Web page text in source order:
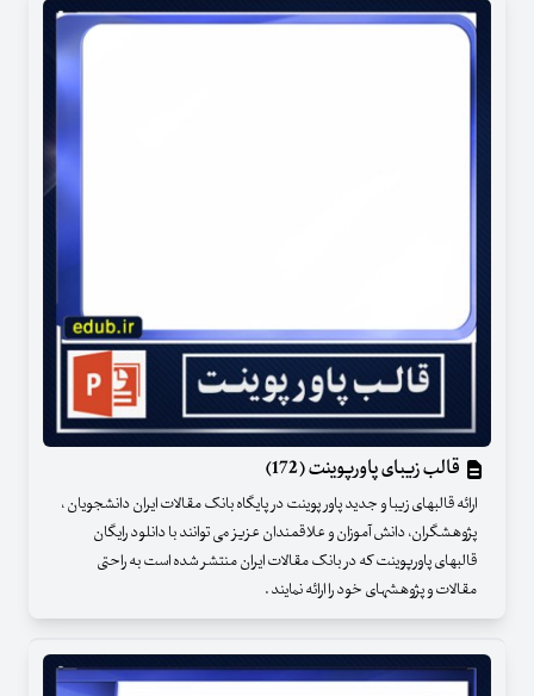
قالب زیبای پاورپوینت (172)
ارائه قالبهای زیبا و جدید پاور پوینت در پایگاه بانک مقالات ایران دانشجویان ،
پژوهشگران، دانش آموزان و علاقمندان عزیز می توانند با دانلود رایگان
قالبهای پاورپوینت که در بانک مقالات ایران منتشر شده است به راحتی
مقالات و پژوهشهای خود را ارائه نمایند .